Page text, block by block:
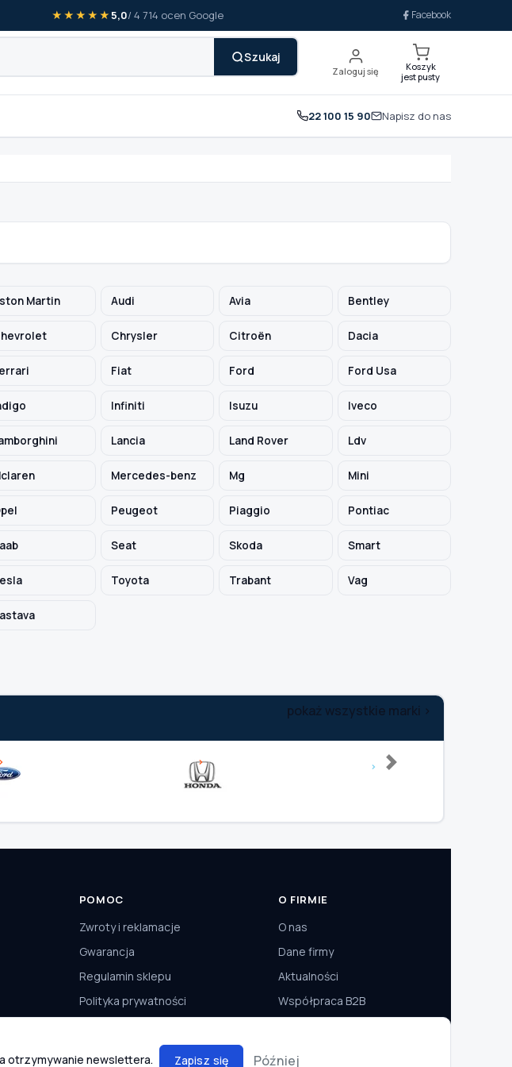
★★★★★5,0/ 4 714 ocen Google Facebook
Szukaj
Zaloguj się
Koszyk
jest pusty
22 100 15 90 Napisz do nas
Martin Audi Avia Bentley
Chrysler Citroën Dacia
Fiat Ford Ford Usa
Infiniti Isuzu Iveco
Lancia Land Rover Ldv
Mercedes-benz Mg Mini
Peugeot Piaggio Pontiac
Seat Skoda Smart
Toyota Trabant Vag
pokaż wszystkie marki >
POMOC
Zwroty i reklamacje
Gwarancja
Regulamin sklepu
Polityka prywatności
O FIRMIE
O nas
Dane firmy
Aktualności
Współpraca B2B
otrzymywanie newslettera. Zapisz się Później